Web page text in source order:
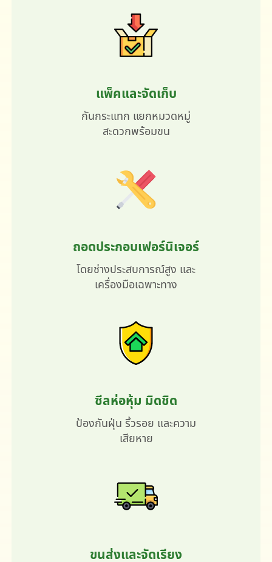
แพ็คและจัดเก็บ
กันกระแทก แยกหมวดหมู่
สะดวกพร้อมขน
ถอดประกอบเฟอร์นิเจอร์
โดยช่างประสบการณ์สูง และ
เครื่องมือเฉพาะทาง
ซีลห่อหุ้ม มิดชิด
ป้องกันฝุ่น ริ้วรอย และความ
เสียหาย
ขนส่งและจัดเรียง